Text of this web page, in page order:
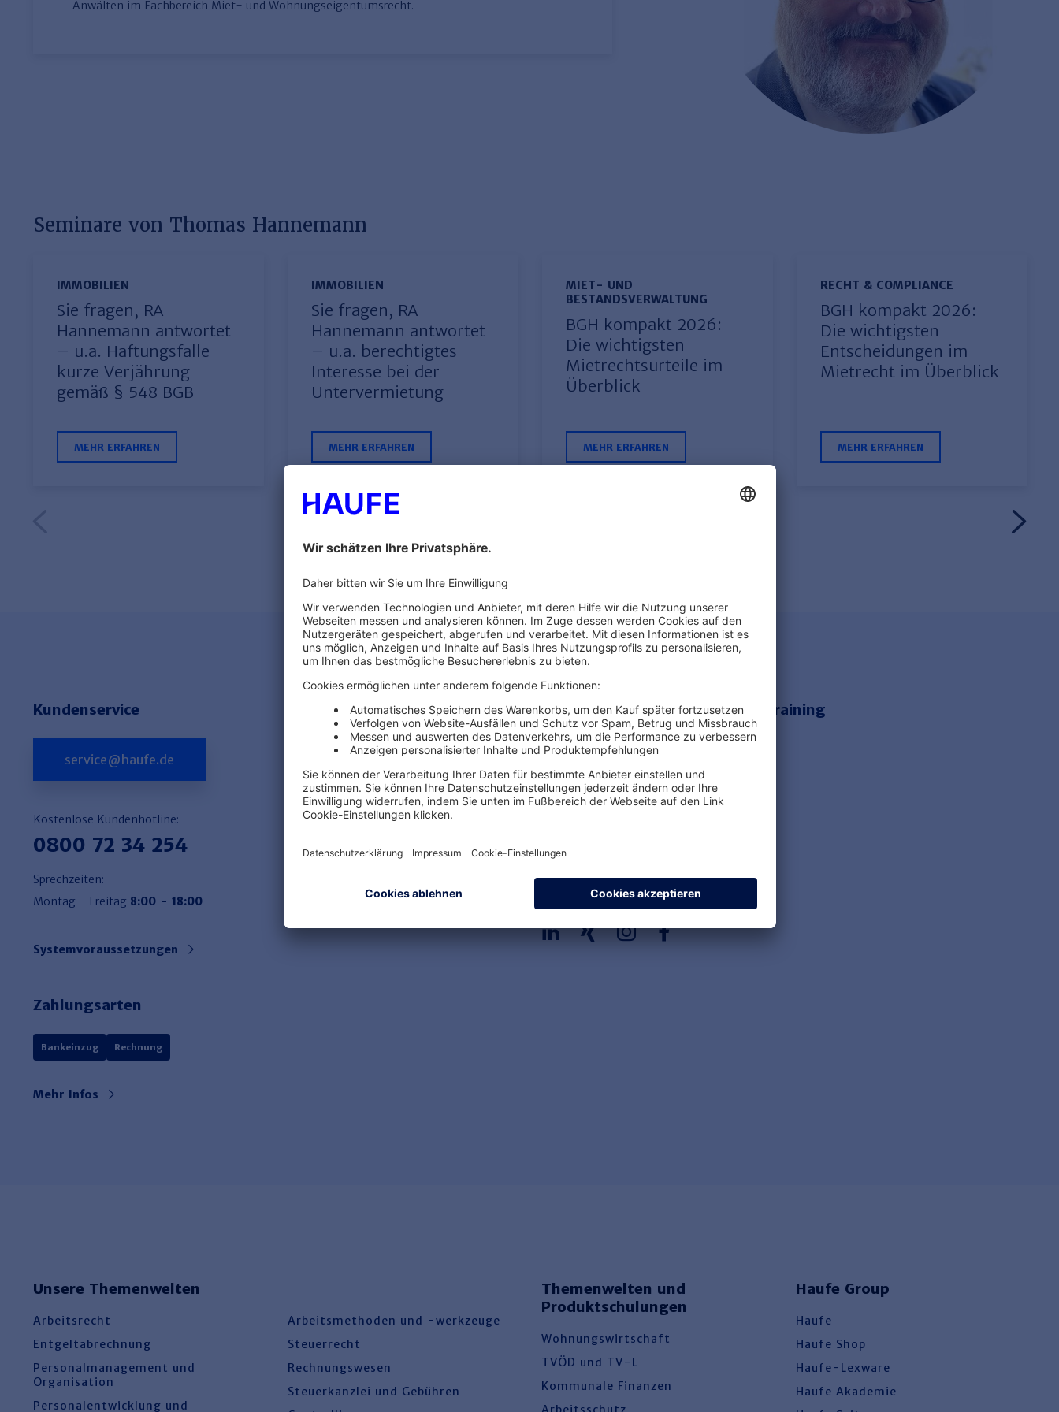
Anwälten im Fachbereich Miet- und Wohnungseigentumsrecht.
Seminare von Thomas Hannemann
IMMOBILIEN
Sie fragen, RA
Hannemann antwortet
– u.a. Haftungsfalle
kurze Verjährung
gemäß § 548 BGB
MEHR ERFAHREN
IMMOBILIEN
Sie fragen, RA
Hannemann antwortet
– u.a. berechtigtes
Interesse bei der
Untervermietung
MEHR ERFAHREN
MIET- UND
BESTANDSVERWALTUNG
BGH kompakt 2026:
Die wichtigsten
Mietrechtsurteile im
Überblick
MEHR ERFAHREN
RECHT & COMPLIANCE
BGH kompakt 2026:
Die wichtigsten
Entscheidungen im
Mietrecht im Überblick
MEHR ERFAHREN
Ihre Vorteile von Haufe Onlinetraining
Einfache Buchung
Sofort verfügbar
Rechtssichere Produkte
Folgen Sie uns!
Kundenservice
service@haufe.de
Kostenlose Kundenhotline:
0800 72 34 254
Sprechzeiten:
Montag - Freitag 8:00 - 18:00
Systemvoraussetzungen
Zahlungsarten
Bankeinzug Rechnung
Mehr Infos
Unsere Themenwelten
Arbeitsrecht
Entgeltabrechnung
Personalmanagement und
Organisation
Personalentwicklung und
Arbeitsmethoden und -werkzeuge
Steuerrecht
Rechnungswesen
Steuerkanzlei und Gebühren
Themenwelten und
Produktschulungen
Wohnungswirtschaft
TVÖD und TV-L
Kommunale Finanzen
Haufe Group
Haufe
Haufe Shop
Haufe-Lexware
Haufe Akademie